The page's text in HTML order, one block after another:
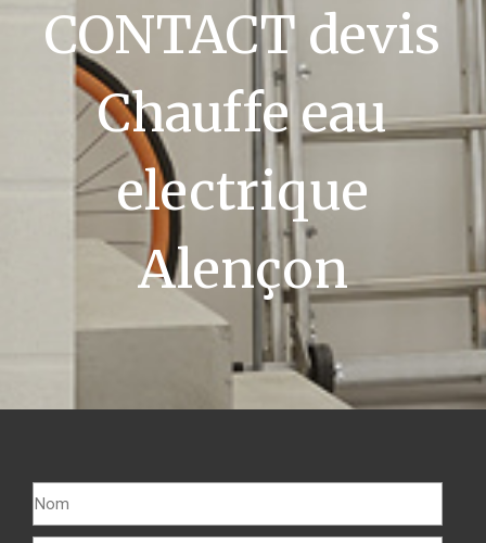
CONTACT devis
Chauffe eau
electrique
Alençon